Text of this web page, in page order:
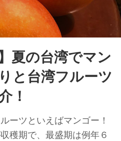
夏の台湾でマン
と台湾フルーツ
！
ーツといえばマンゴー！
穫期で、最盛期は例年６